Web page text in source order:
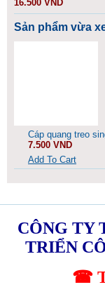
16.500 VND
Sản phẩm vừa
Cáp quang treo
7.500 VND
Add To Cart
CÔNG TY
TRIỂN
☎